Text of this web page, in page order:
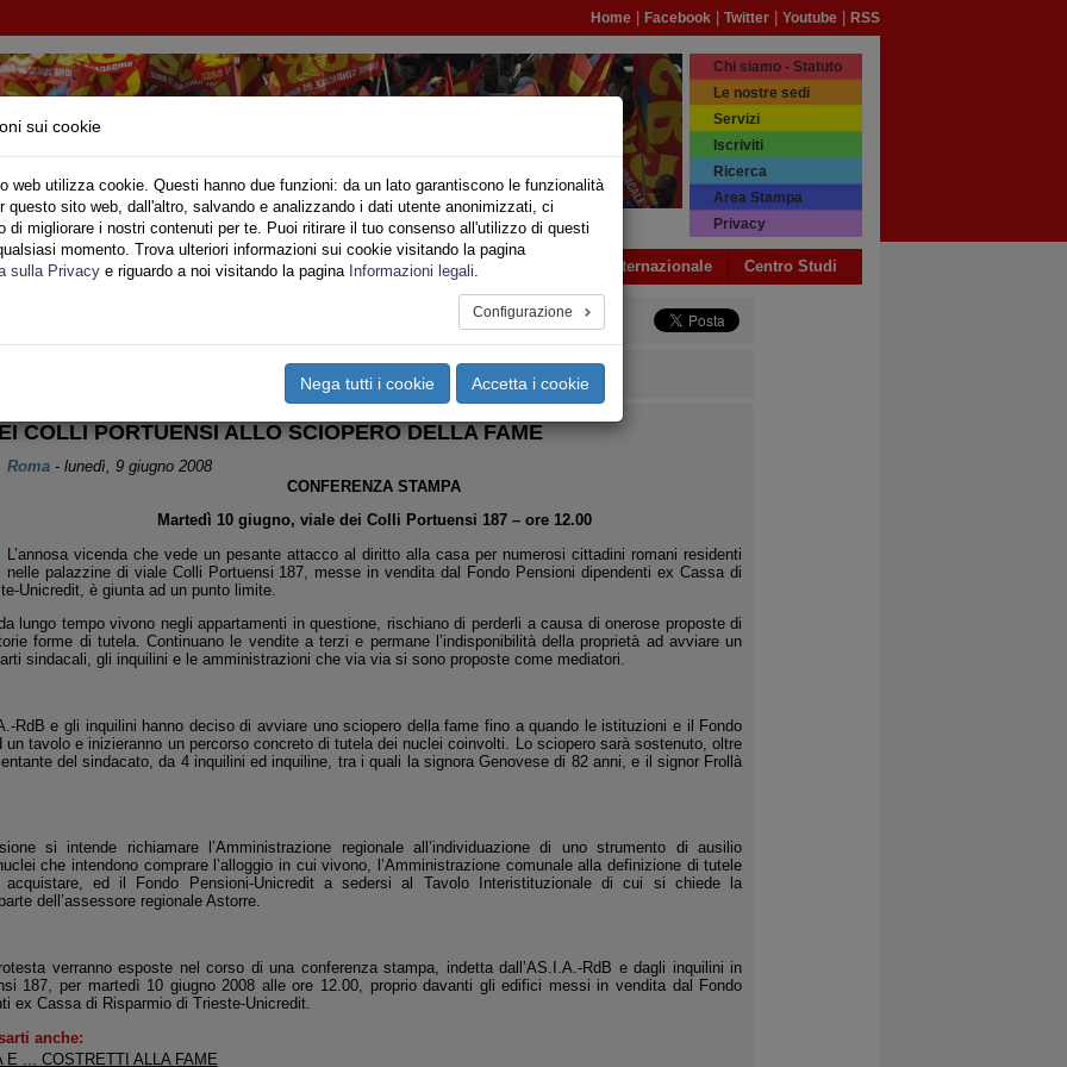
Home Facebook Twitter Youtube RSS
INQUILINI E ABITANTI
Chi siamo - Statuto
Le nostre sedi
Servizi
Iscriviti
Ricerca
Area Stampa
Privacy
Privato Territori Sociale Speciali Multimedia Internazionale Centro Studi
COLLI PORTUENSI ALLO SCIOPERO DELLA FAME
Roma- lunedì, 9 giugno 2008
CONFERENZA STAMPA
Martedì 10 giugno, viale dei Colli Portuensi 187 – ore 12.00
L’annosa vicenda che vede un pesante attacco al diritto alla casa per numerosi cittadini romani residenti
nelle palazzine di viale Colli Portuensi 187, messe in vendita dal Fondo Pensioni dipendenti ex Cassa di
Unicredit, è giunta ad un punto limite.
lungo tempo vivono negli appartamenti in questione, rischiano di perderli a causa di onerose proposte di
forme di tutela. Continuano le vendite a terzi e permane l’indisponibilità della proprietà ad avviare un
sindacali, gli inquilini e le amministrazioni che via via si sono proposte come mediatori.
RdB e gli inquilini hanno deciso di avviare uno sciopero della fame fino a quando le istituzioni e il Fondo
un tavolo e inizieranno un percorso concreto di tutela dei nuclei coinvolti. Lo sciopero sarà sostenuto, oltre
del sindacato, da 4 inquilini ed inquiline, tra i quali la signora Genovese di 82 anni, e il signor Frollà
si intende richiamare l’Amministrazione regionale all’individuazione di uno strumento di ausilio
che intendono comprare l’alloggio in cui vivono, l’Amministrazione comunale alla definizione di tutele
ed il Fondo Pensioni-Unicredit a sedersi al Tavolo Interistituzionale di cui si chiede la
dell’assessore regionale Astorre.
verranno esposte nel corso di una conferenza stampa, indetta dall’AS.I.A.-RdB e dagli inquilini in
187, per martedì 10 giugno 2008 alle ore 12.00, proprio davanti gli edifici messi in vendita dal Fondo
ex Cassa di Risparmio di Trieste-Unicredit.
anche:
E ... COSTRETTI ALLA FAME
sui cookie
web utilizza cookie. Questi hanno due funzioni: da un lato garantiscono le funzionalità
questo sito web, dall'altro, salvando e analizzando i dati utente anonimizzati, ci
di migliorare i nostri contenuti per te. Puoi ritirare il tuo consenso all'utilizzo di questi
momento. Trova ulteriori informazioni sui cookie visitando la pagina
sulla Privacy e riguardo a noi visitando la pagina Informazioni legali.
Configurazione
Nega tutti i cookie Accetta i cookie